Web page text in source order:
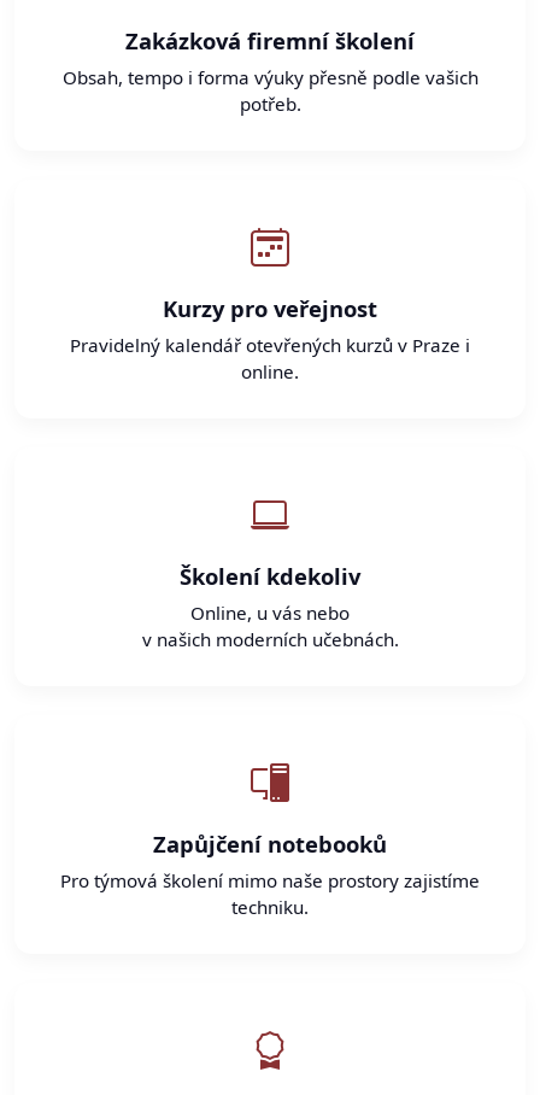
Zakázková firemní školení
Obsah, tempo i forma výuky přesně podle vašich
potřeb.
Kurzy pro veřejnost
Pravidelný kalendář otevřených kurzů v Praze i
online.
Školení kdekoliv
Online, u vás nebo
v našich moderních učebnách.
Zapůjčení notebooků
Pro týmová školení mimo naše prostory zajistíme
techniku.